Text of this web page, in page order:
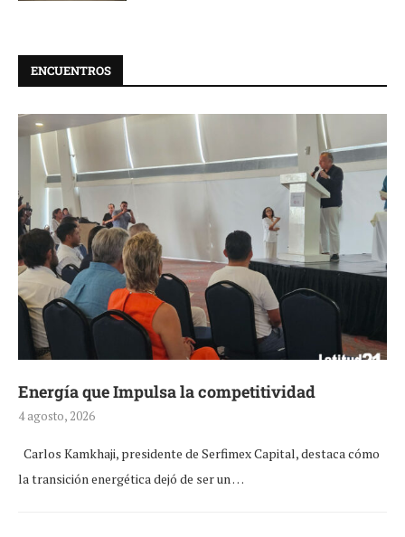
ENCUENTROS
Energía que Impulsa la competitividad
4 agosto, 2026
Carlos Kamkhaji, presidente de Serfimex Capital, destaca cómo
la transición energética dejó de ser un …